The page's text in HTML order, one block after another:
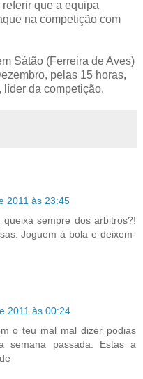
que a equipa
na competição com
Sátão (Ferreira de Aves)
pelas 15 horas,
líder da competição.
2011 às 23:45
sempre dos arbitros?!
Joguem à bola e deixem-
2011 às 00:24
o teu mal mal dizer podias
semana passada. Estas a